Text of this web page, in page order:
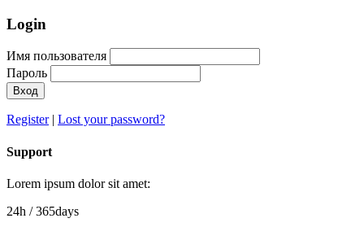
Login
Имя пользователя
Пароль
Вход
Register| Lost your password?
Support
Lorem ipsum dolor sit amet:
24h / 365days